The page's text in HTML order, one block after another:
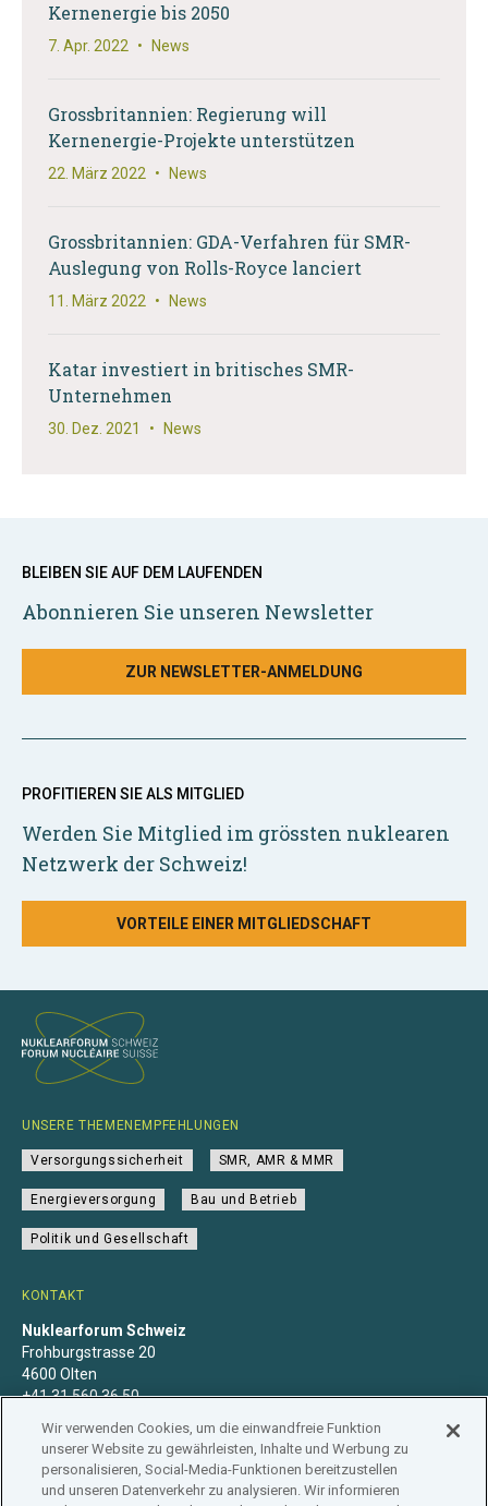
Kernenergie bis 2050
7. Apr. 2022 • News
Grossbritannien: Regierung will
Kernenergie-Projekte unterstützen
22. März 2022 • News
Grossbritannien: GDA-Verfahren für SMR-
Auslegung von Rolls-Royce lanciert
11. März 2022 • News
Katar investiert in britisches SMR-
Unternehmen
30. Dez. 2021 • News
BLEIBEN SIE AUF DEM LAUFENDEN
Abonnieren Sie unseren Newsletter
ZUR NEWSLETTER-ANMELDUNG
PROFITIEREN SIE ALS MITGLIED
Werden Sie Mitglied im grössten nuklearen
Netzwerk der Schweiz!
VORTEILE EINER MITGLIEDSCHAFT
KONTAKT
Nuklearforum Schweiz
Frohburgstrasse 20
4600 Olten
+41 31 560 36 50
UNSERE THEMENEMPFEHLUNGEN
Versorgungssicherheit SMR, AMR & MMR
Energieversorgung Bau und Betrieb
Politik und Gesellschaft
Wir verwenden Cookies, um die einwandfreie Funktion
unserer Website zu gewährleisten, Inhalte und Werbung zu
personalisieren, Social-Media-Funktionen bereitzustellen
und unseren Datenverkehr zu analysieren. Wir informieren